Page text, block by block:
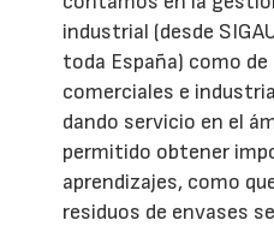
industrial (desde
toda España) como
comerciales e
dando servicio en el
permitido obtener
aprendizajes, como
residuos de envases